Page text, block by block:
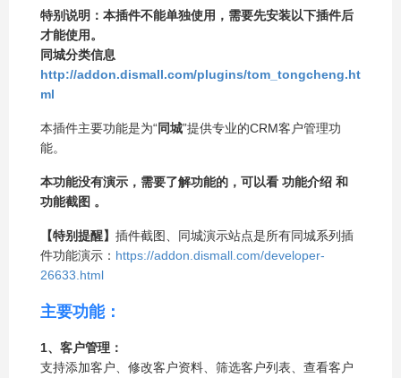
特别说明：本插件不能单独使用，需要先安装以下插件后
才能使用。
同城分类信息
http://addon.dismall.com/plugins/tom_tongcheng.ht
ml
本插件主要功能是为“同城”提供专业的CRM客户管理功
能。
本功能没有演示，需要了解功能的，可以看 功能介绍 和
功能截图 。
【特别提醒】 插件截图、同城演示站点是所有同城系列插
件功能演示： https://addon.dismall.com/developer-
26633.html
主要功能：
1、客户管理：
支持添加客户、修改客户资料、筛选客户列表、查看客户